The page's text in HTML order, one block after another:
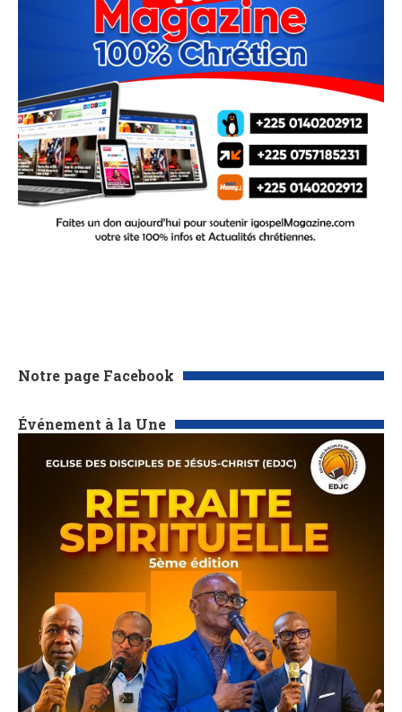
Notre page Facebook
Événement à la Une